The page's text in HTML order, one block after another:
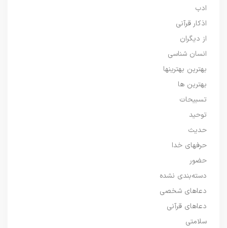
ادب
اذکار قرآنی
از دیگران
انسان شناسی
بهترین بهترینها
بهترین ها
تسبیحات
توحید
حدیث
حرفهای خدا
حضور
دسته‌بندی نشده
دعاهای شخصی
دعاهای قرآنی
سلامتی